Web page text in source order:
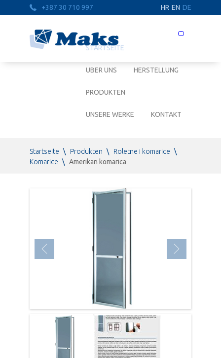
+387 30 710 997 HR EN DE
Prebaci
STARTSEITE
UBER UNS HERSTELLUNG
PRODUKTEN
UNSERE WERKE KONTAKT
Startseite \ Produkten \ Roletne i komarice \
Komarice \ Amerikan komarica